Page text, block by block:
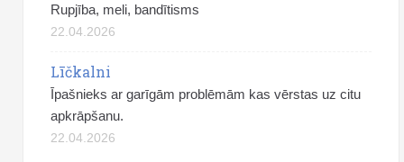
Rupjība, meli, bandītisms
22.04.2026
Līčkalni
Īpašnieks ar garīgām problēmām kas vērstas uz citu
apkrāpšanu.
22.04.2026